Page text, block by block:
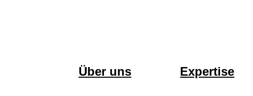
MainÜber uns Expertise